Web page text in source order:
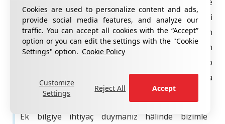
Cookies are used to personalize content and ads,
provide social media features, and analyze our
traffic. You can accept all cookies with the “Accept”
option or you can edit the settings with the "Cookie
Settings" option. Cookie Policy
Customize
Settings
Reject All Accept
kanunda değişikliğe gidilerek, çerezleri kişisel veri
olarak kabul etmek, menfaatler dengesine en uygun
olan çözümdür. Getirilecek düzenlemede çerezin
kişisel veri olmadığının ispat külfetini çerezi talep
edenin yüklenmesi durumunda sorun büyük oranda
çözülecektir.
Ek bilgiye ihtiyaç duymanız hâlinde bizimle